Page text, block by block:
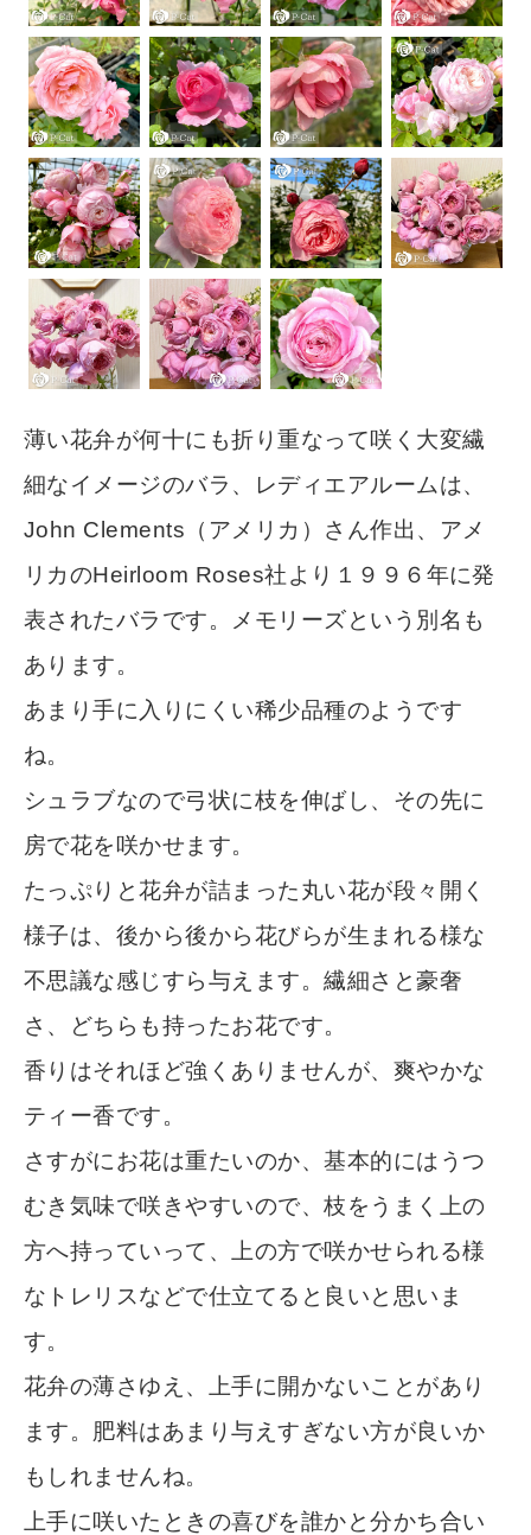
薄い花弁が何十にも折り重なって咲く大変繊
細なイメージのバラ、レディエアルームは、
John Clements（アメリカ）さん作出、アメ
リカのHeirloom Roses社より１９９６年に発
表されたバラです。メモリーズという別名も
あります。
あまり手に入りにくい稀少品種のようです
ね。
シュラブなので弓状に枝を伸ばし、その先に
房で花を咲かせます。
たっぷりと花弁が詰まった丸い花が段々開く
様子は、後から後から花びらが生まれる様な
不思議な感じすら与えます。繊細さと豪奢
さ、どちらも持ったお花です。
香りはそれほど強くありませんが、爽やかな
ティー香です。
さすがにお花は重たいのか、基本的にはうつ
むき気味で咲きやすいので、枝をうまく上の
方へ持っていって、上の方で咲かせられる様
なトレリスなどで仕立てると良いと思いま
す。
花弁の薄さゆえ、上手に開かないことがあり
ます。肥料はあまり与えすぎない方が良いか
もしれませんね。
上手に咲いたときの喜びを誰かと分かち合い